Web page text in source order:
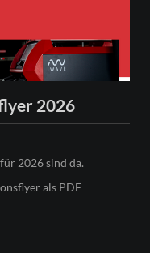
2026
2026 sind da.
als PDF